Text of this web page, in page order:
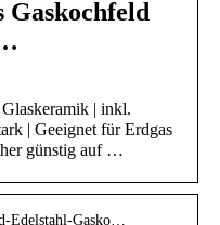
| inkl.
| Geeignet für Erdgas
günstig auf …
Edelstahl-Gasko…